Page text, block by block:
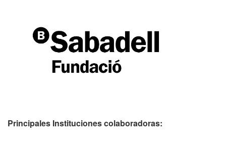
Principales Instituciones colaboradoras: